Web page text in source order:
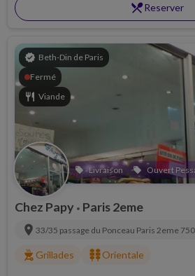
restaurant_menuReserver
verified Beth-Din de Paris
Fermé
restaurant Viande
local_offer Livraison local_offer Ouvert
Chez Papy • Paris 2eme
location_on 33/35 passage du Ponceau Paris 2eme
outdoor_grill Grillades kebab_diningOrientale